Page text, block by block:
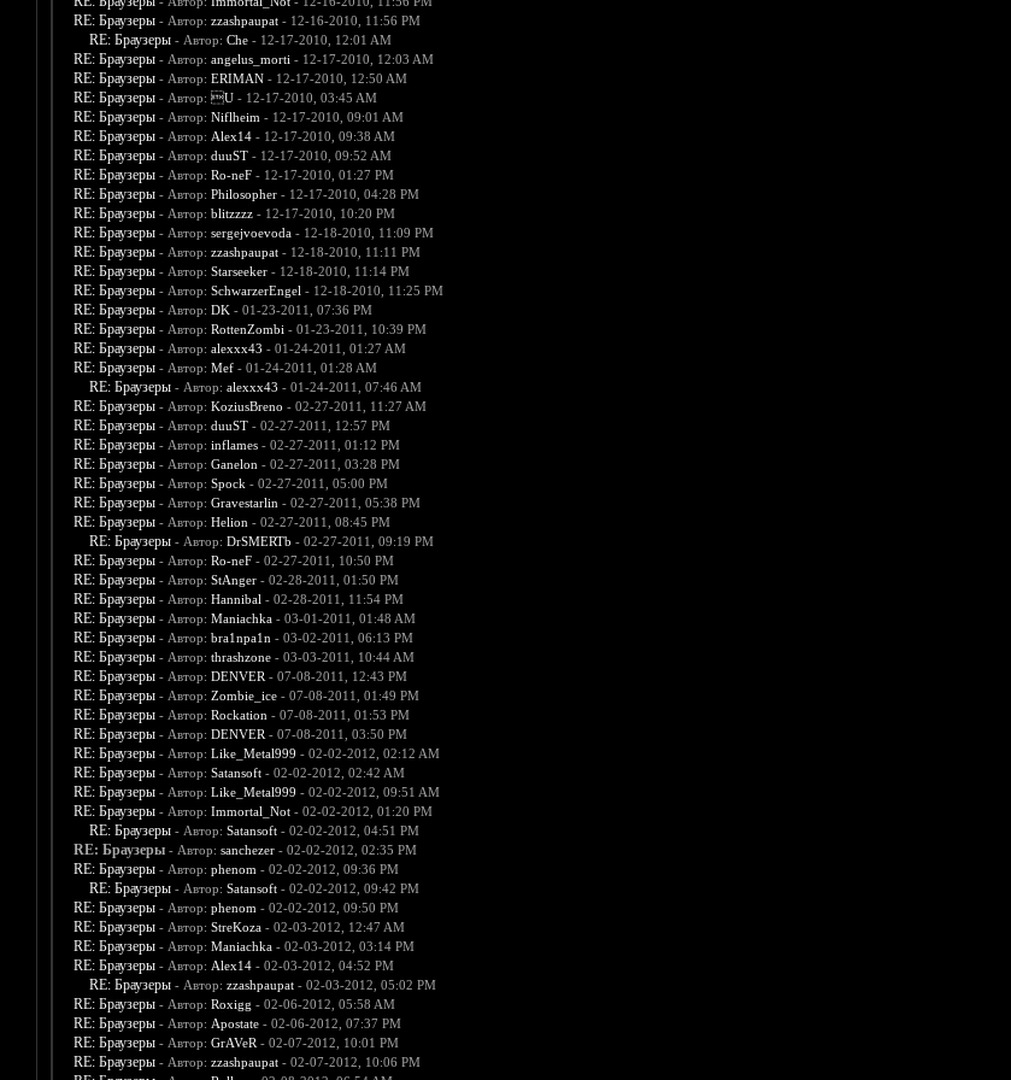
RE: Браузеры - Автор: zzashpaupat- 12-16-2010, 11:56 PM
RE: Браузеры - Автор: Che- 12-17-2010, 12:01 AM
RE: Браузеры - Автор: angelus_morti - 12-17-2010, 12:03 AM
RE: Браузеры - Автор: ERIMAN- 12-17-2010, 12:50 AM
RE: Браузеры - Автор: U- 12-17-2010, 03:45 AM
RE: Браузеры - Автор: Niflheim - 12-17-2010, 09:01 AM
RE: Браузеры - Автор: Alex14- 12-17-2010, 09:38 AM
RE: Браузеры - Автор: duuST- 12-17-2010, 09:52 AM
RE: Браузеры - Автор: Ro-neF- 12-17-2010, 01:27 PM
RE: Браузеры - Автор: Philosopher- 12-17-2010, 04:28 PM
RE: Браузеры - Автор: blitzzzz- 12-17-2010, 10:20 PM
RE: Браузеры - Автор: sergejvoevoda- 12-18-2010, 11:09 PM
RE: Браузеры - Автор: zzashpaupat- 12-18-2010, 11:11 PM
RE: Браузеры - Автор: Starseeker- 12-18-2010, 11:14 PM
RE: Браузеры - Автор: SchwarzerEngel - 12-18-2010, 11:25 PM
RE: Браузеры - Автор: DK- 01-23-2011, 07:36 PM
RE: Браузеры - Автор: RottenZombi - 01-23-2011, 10:39 PM
RE: Браузеры - Автор: alexxx43 - 01-24-2011, 01:27 AM
RE: Браузеры - Автор: Mef- 01-24-2011, 01:28 AM
RE: Браузеры - Автор: alexxx43 - 01-24-2011, 07:46 AM
RE: Браузеры - Автор: KoziusBreno - 02-27-2011, 11:27 AM
RE: Браузеры - Автор: duuST- 02-27-2011, 12:57 PM
RE: Браузеры - Автор: inflames- 02-27-2011, 01:12 PM
RE: Браузеры - Автор: Ganelon - 02-27-2011, 03:28 PM
RE: Браузеры - Автор: Spock - 02-27-2011, 05:00 PM
RE: Браузеры - Автор: Gravestarlin - 02-27-2011, 05:38 PM
RE: Браузеры - Автор: Helion - 02-27-2011, 08:45 PM
RE: Браузеры - Автор: DrSMERTb - 02-27-2011, 09:19 PM
RE: Браузеры - Автор: Ro-neF- 02-27-2011, 10:50 PM
RE: Браузеры - Автор: StAnger- 02-28-2011, 01:50 PM
RE: Браузеры - Автор: Hannibal - 02-28-2011, 11:54 PM
RE: Браузеры - Автор: Maniachka- 03-01-2011, 01:48 AM
RE: Браузеры - Автор: bra1npa1n - 03-02-2011, 06:13 PM
RE: Браузеры - Автор: thrashzone- 03-03-2011, 10:44 AM
RE: Браузеры - Автор: DENVER - 07-08-2011, 12:43 PM
RE: Браузеры - Автор: Zombie_ice- 07-08-2011, 01:49 PM
RE: Браузеры - Автор: Rockation - 07-08-2011, 01:53 PM
RE: Браузеры - Автор: DENVER - 07-08-2011, 03:50 PM
RE: Браузеры - Автор: Like_Metal999 - 02-02-2012, 02:12 AM
RE: Браузеры - Автор: Satansoft- 02-02-2012, 02:42 AM
RE: Браузеры - Автор: Like_Metal999 - 02-02-2012, 09:51 AM
RE: Браузеры - Автор: Immortal_Not- 02-02-2012, 01:20 PM
RE: Браузеры - Автор: Satansoft- 02-02-2012, 04:51 PM
RE: Браузеры - Автор: sanchezer- 02-02-2012, 02:35 PM
RE: Браузеры - Автор: phenom - 02-02-2012, 09:36 PM
RE: Браузеры - Автор: Satansoft- 02-02-2012, 09:42 PM
RE: Браузеры - Автор: phenom - 02-02-2012, 09:50 PM
RE: Браузеры - Автор: StreKoza- 02-03-2012, 12:47 AM
RE: Браузеры - Автор: Maniachka- 02-03-2012, 03:14 PM
RE: Браузеры - Автор: Alex14- 02-03-2012, 04:52 PM
RE: Браузеры - Автор: zzashpaupat- 02-03-2012, 05:02 PM
RE: Браузеры - Автор: Roxigg - 02-06-2012, 05:58 AM
RE: Браузеры - Автор: Apostate- 02-06-2012, 07:37 PM
RE: Браузеры - Автор: GrAVeR - 02-07-2012, 10:01 PM
RE: Браузеры - Автор: zzashpaupat- 02-07-2012, 10:06 PM